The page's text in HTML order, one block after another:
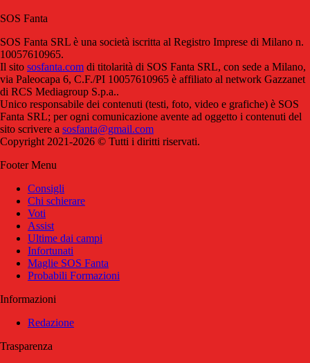
SOS Fanta
SOS Fanta SRL è una società iscritta al Registro Imprese di Milano n.
10057610965.
Il sito sosfanta.com di titolarità di SOS Fanta SRL, con sede a Milano,
via Paleocapa 6, C.F./PI 10057610965 è affiliato al network Gazzanet
di RCS Mediagroup S.p.a..
Unico responsabile dei contenuti (testi, foto, video e grafiche) è SOS
Fanta SRL; per ogni comunicazione avente ad oggetto i contenuti del
sito scrivere a sosfanta@gmail.com
Copyright 2021-2026 © Tutti i diritti riservati.
Footer Menu
Consigli
Chi schierare
Voti
Assist
Ultime dai campi
Infortunati
Maglie SOS Fanta
Probabili Formazioni
Informazioni
Redazione
Trasparenza